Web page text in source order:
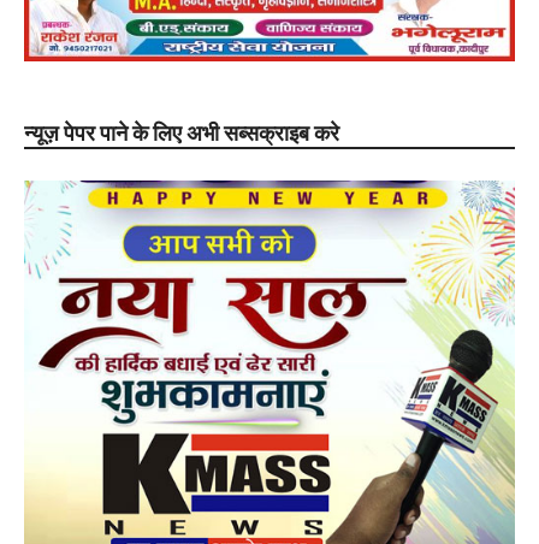
न्यूज़ पेपर पाने के लिए अभी सब्सक्राइब करे